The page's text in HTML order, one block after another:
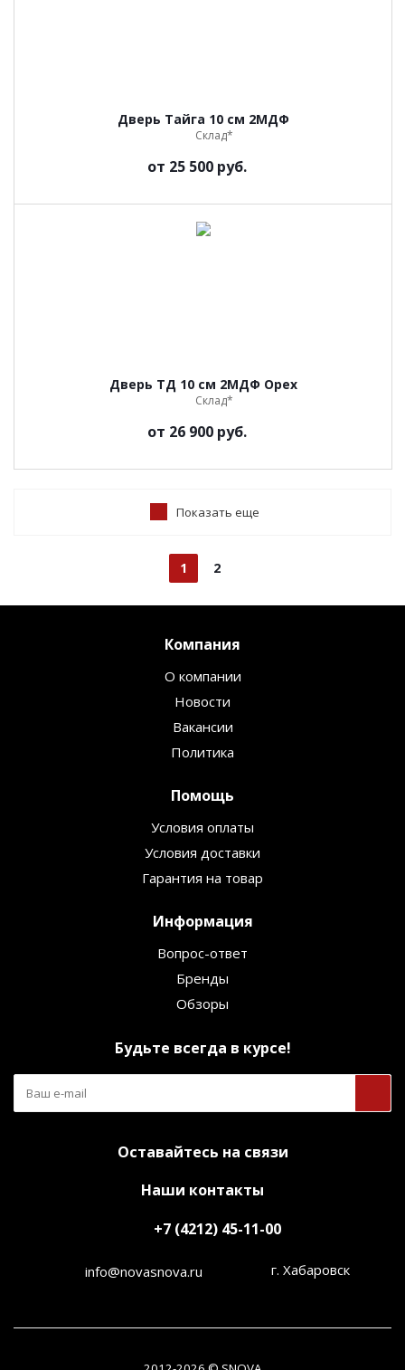
Дверь Тайга 10 см 2МДФ
Склад*
от 25 500 руб.
Дверь ТД 10 см 2МДФ Орех
Склад*
от 26 900 руб.
Показать еще
1 2
Компания
О компании
Новости
Вакансии
Политика
Помощь
Условия оплаты
Условия доставки
Гарантия на товар
Информация
Вопрос-ответ
Бренды
Обзоры
Будьте всегда в курсе!
Оставайтесь на связи
Наши контакты
+7 (4212) 45-11-00
info@novasnova.ru г. Хабаровск